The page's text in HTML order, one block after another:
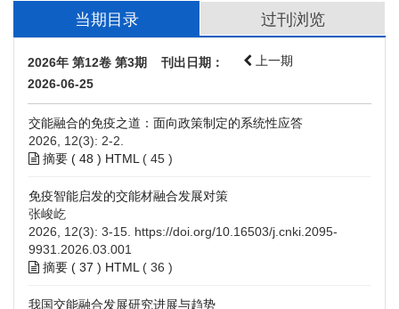
当期目录 过刊浏览
2026年 第12卷 第3期 刊出日期：
2026-06-25
上一期
交能融合的免疫之道：面向政策制定的系统性应答
2026, 12(3): 2-2.
摘要 ( 48 ) HTML ( 45 )
免疫智能启发的交能材融合发展对策
张峻屹
2026, 12(3): 3-15. https://doi.org/10.16503/j.cnki.2095-
9931.2026.03.001
摘要 ( 37 ) HTML ( 36 )
我国交能融合发展研究进展与趋势